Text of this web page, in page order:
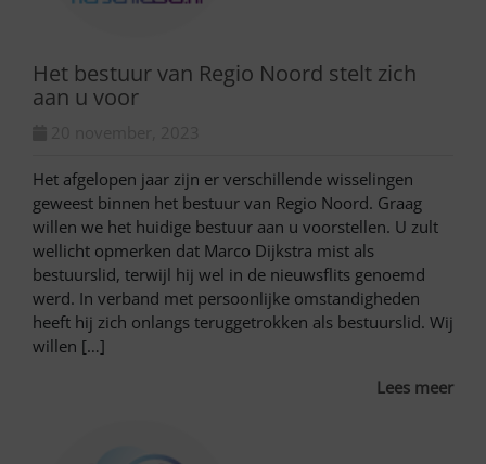
Het bestuur van Regio Noord stelt zich
aan u voor
Het afgelopen jaar zijn er verschillende wisselingen
geweest binnen het bestuur van Regio Noord. Graag
willen we het huidige bestuur aan u voorstellen. U zult
wellicht opmerken dat Marco Dijkstra mist als
bestuurslid, terwijl hij wel in de nieuwsflits genoemd
werd. In verband met persoonlijke omstandigheden
heeft hij zich onlangs teruggetrokken als bestuurslid. Wij
willen […]
Lees meer